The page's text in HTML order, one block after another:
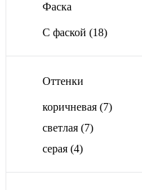
Фаска
С фаской (18)
Оттенки
коричневая (7)
светлая (7)
серая (4)